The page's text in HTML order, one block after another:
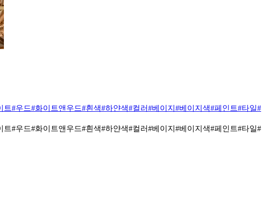
트#우드#화이트앤우드#흰색#하얀색#컬러#베이지 #베이지색#페인트#타일#
트#우드#화이트앤우드#흰색#하얀색#컬러#베이지 #베이지색#페인트#타일#